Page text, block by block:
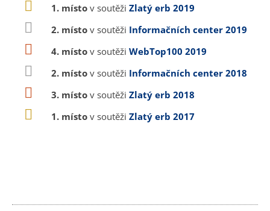
1. místo v soutěži Zlatý erb 2019
2. místo v soutěži Informačních center 2019
4. místo v soutěži WebTop100 2019
2. místo v soutěži Informačních center 2018
3. místo v soutěži Zlatý erb 2018
1. místo v soutěži Zlatý erb 2017